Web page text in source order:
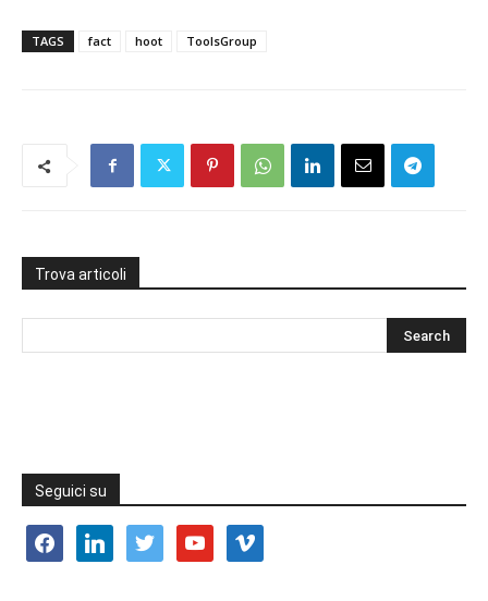
TAGS fact hoot ToolsGroup
Trova articoli
Seguici su
facebooklinkedin twitter youtube vimeo